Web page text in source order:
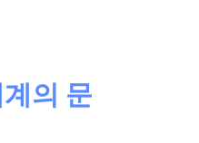
의 문